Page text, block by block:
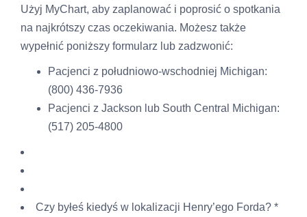
Użyj MyChart, aby zaplanować i poprosić o spotkania
na najkrótszy czas oczekiwania. Możesz także
wypełnić poniższy formularz lub zadzwonić:
Pacjenci z południowo-wschodniej Michigan:
(800) 436-7936
Pacjenci z Jackson lub South Central Michigan:
(517) 205-4800
Czy byłeś kiedyś w lokalizacji Henry’ego Forda? *